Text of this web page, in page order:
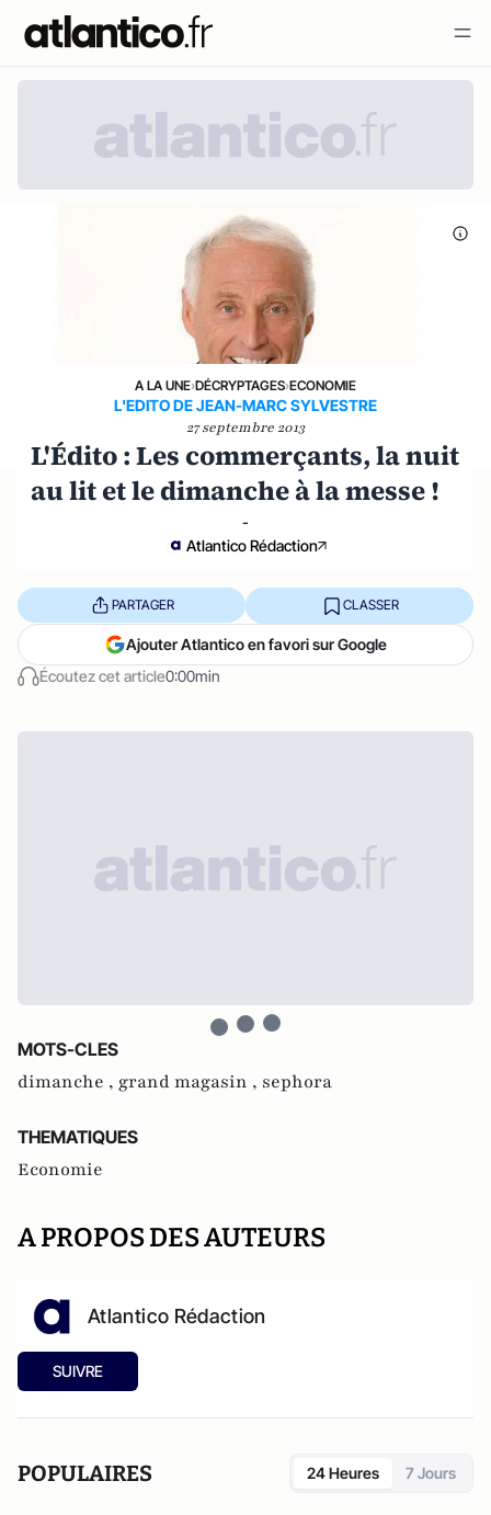
A LA UNE›DÉCRYPTAGES›ECONOMIE
L'EDITO DE JEAN-MARC SYLVESTRE
27 septembre 2013
L'Édito : Les commerçants, la nuit
au lit et le dimanche à la messe !
-
Atlantico Rédaction
Écoutez cet article0:00min
PARTAGER CLASSER
Ajouter Atlantico en favori sur Google
MOTS-CLES
dimanche , grand magasin , sephora
THEMATIQUES
Economie
A PROPOS DES AUTEURS
Atlantico Rédaction
SUIVRE
POPULAIRES 24 Heures 7 Jours